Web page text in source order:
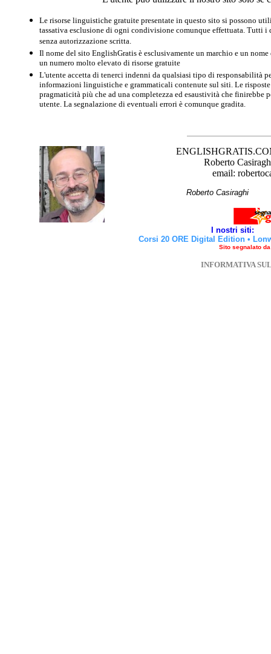
Le risorse linguistiche gratuite presentate in questo sito si possono
tassativa esclusione di ogni condivisione comunque effettuata. Tutti
senza autorizzazione scritta.
Il nome del sito EnglishGratis è esclusivamente un marchio e un
un numero molto elevato di risorse gratuite
L'utente accetta di tenerci indenni da qualsiasi tipo di responsabilità
informazioni linguistiche e grammaticali contenute sul siti. Le
pragmaticità più che ad una completezza ed esaustività che finirebbe
utente. La segnalazione di eventuali errori è comunque gradita.
Roberto
email:
Roberto
I nostri siti:
Corsi 20 ORE Digital Edition •
Sito segnalato
INFORMATIVA